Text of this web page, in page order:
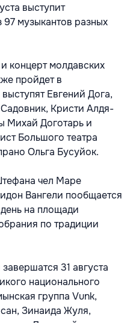
выступит
музыкантов разных
концерт молдавских
пройдет в
Евгений Дога,
Кристи Алдя-
Михай Доготарь и
Большого театра
Ольга Бусуйок.
чел Маре
Вангели пообщается
на площади
по традиции
31 августа
национального
группа Vunk,
Зинаида Жуля,